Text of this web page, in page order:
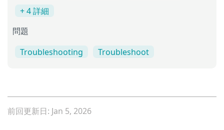
+ 4 詳細
問題
Troubleshooting Troubleshoot
前回更新日: Jan 5, 2026